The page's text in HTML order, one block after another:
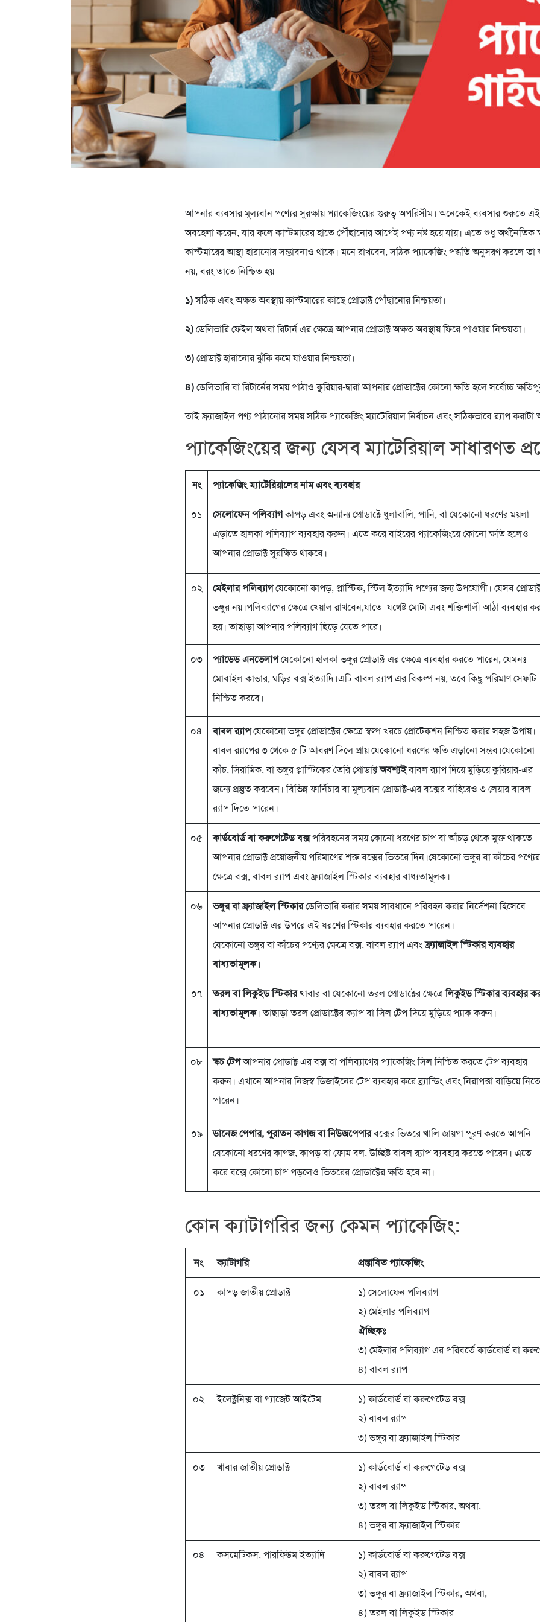
আপনার ব্যবসার মূল্যবান পণ্যের সুরক্ষায় প্যাকেজিংয়ের গুরুত্ব অপরিসীম। অনেকেই ব্যবসার শুরুতে এই
অবহেলা করেন, যার ফলে কাস্টমারের হাতে পৌঁছানোর আগেই পণ্য নষ্ট হয়ে যায়। এতে শুধু অর্থনৈতিক
কাস্টমারের আস্থা হারানোর সম্ভাবনাও থাকে। মনে রাখবেন, সঠিক প্যাকেজিং পদ্ধতি অনুসরণ করলে
নয়, বরং তাতে নিশ্চিত হয়-
১)সঠিক এবং অক্ষত অবস্থায় কাস্টমারের কাছে প্রোডাক্ট পৌঁছানোর নিশ্চয়তা।
২)ডেলিভারি ফেইল অথবা রিটার্ন এর ক্ষেত্রে আপনার প্রোডাক্ট অক্ষত অবস্থায় ফিরে পাওয়ার নিশ্চয়তা।
৩)প্রোডাক্ট হারানোর ঝুঁকি কমে যাওয়ার নিশ্চয়তা।
৪)ডেলিভারি বা রিটার্নের সময় পাঠাও কুরিয়ার-দ্বারা আপনার প্রোডাক্টের কোনো ক্ষতি হলে সর্বোচ্চ
তাই ফ্র্যাজাইল পণ্য পাঠানোর সময় সঠিক প্যাকেজিং ম্যাটেরিয়াল নির্বাচন এবং সঠিকভাবে র‍্যাপ করাটা
প্যাকেজিংয়ের জন্য যেসব ম্যাটেরিয়াল সাধারণত
নং প্যাকেজিং ম্যাটেরিয়ালের নাম এবং ব্যবহার
০১ সেলোফেন পলিব্যাগকাপড় এবং অন্যান্য প্রোডাক্টে ধুলাবালি, পানি, বা যেকোনো ধরণের ময়লা
এড়াতে হালকা পলিব্যাগ ব্যবহার করুন। এতে করে বাইরের প্যাকেজিংয়ে কোনো ক্ষতি হলেও
আপনার প্রোডাক্ট সুরক্ষিত থাকবে।
০২ মেইলার পলিব্যাগযেকোনো কাপড়, প্লাস্টিক, স্টিল ইত্যাদি পণ্যের জন্য উপযোগী। যেসব
ভঙ্গুর নয়।পলিব্যাগের ক্ষেত্রে খেয়াল রাখবেন,যাতে যথেষ্ট মোটা এবং শক্তিশালী আঠা ব্যবহার
হয়। তাছাড়া আপনার পলিব্যাগ ছিড়ে যেতে পারে।
০৩ প্যাডেড এনভেলাপযেকোনো হালকা ভঙ্গুর প্রোডাক্ট-এর ক্ষেত্রে ব্যবহার করতে পারেন, যেমনঃ
মোবাইল কাভার, ঘড়ির বক্স ইত্যাদি।এটি বাবল র‍্যাপ এর বিকল্প নয়, তবে কিছু পরিমাণ সেফটি
নিশ্চিত করবে।
০৪ বাবল র‍্যাপযেকোনো ভঙ্গুর প্রোডাক্টের ক্ষেত্রে স্বল্প খরচে প্রোটেকশন নিশ্চিত করার সহজ উপায়।
বাবল র‍্যাপের ৩ থেকে ৫ টি আবরণ দিলে প্রায় যেকোনো ধরণের ক্ষতি এড়ানো সম্ভব।যেকোনো
কাঁচ, সিরামিক, বা ভঙ্গুর প্লাস্টিকের তৈরি প্রোডাক্টঅবশ্যইবাবল র‍্যাপ দিয়ে মুড়িয়ে কুরিয়ার-এর
জন্যে প্রস্তুত করবেন। বিভিন্ন ফার্নিচার বা মূল্যবান প্রোডাক্ট-এর বক্সের বাহিরেও ৩ লেয়ার বাবল
র‍্যাপ দিতে পারেন।
০৫ কার্ডবোর্ড বা করুগেটেড বক্সপরিবহনের সময় কোনো ধরণের চাপ বা আঁচড় থেকে মুক্ত থাকতে
আপনার প্রোডাক্ট প্রয়োজনীয় পরিমাণের শক্ত বক্সের ভিতরে দিন।যেকোনো ভঙ্গুর বা কাঁচের পণ্যের
ক্ষেত্রে বক্স, বাবল র‍্যাপ এবং ফ্র্যাজাইল স্টিকার ব্যবহার বাধ্যতামূলক।
০৬ ভঙ্গুর বা ফ্র্যাজাইল স্টিকারডেলিভারি করার সময় সাবধানে পরিবহন করার নির্দেশনা হিসেবে
আপনার প্রোডাক্ট-এর উপরে এই ধরণের স্টিকার ব্যবহার করতে পারেন।
যেকোনো ভঙ্গুর বা কাঁচের পণ্যের ক্ষেত্রে বক্স, বাবল র‍্যাপ এবংফ্র্যাজাইল স্টিকার ব্যবহার
বাধ্যতামূলক।
০৭ তরল বা লিকুইড স্টিকারখাবার বা যেকোনো তরল প্রোডাক্টের ক্ষেত্রেলিকুইড স্টিকার ব্যবহার
বাধ্যতামূলক। তাছাড়া তরল প্রোডাক্টের ক্যাপ বা সিল টেপ দিয়ে মুড়িয়ে প্যাক করুন।
০৮ স্কচ টেপআপনার প্রোডাক্ট এর বক্স বা পলিব্যাগের প্যাকেজিং সিল নিশ্চিত করতে টেপ ব্যবহার
করুন। এখানে আপনার নিজস্ব ডিজাইনের টেপ ব্যবহার করে ব্র্যান্ডিং এবং নিরাপত্তা বাড়িয়ে নিতে
পারেন।
০৯ ডানেজ পেপার, পুরাতন কাগজ বা নিউজপেপারবক্সের ভিতরে খালি জায়গা পূরণ করতে আপনি
যেকোনো ধরণের কাগজ, কাপড় বা ফোম বল, উচ্ছিষ্ট বাবল র‍্যাপ ব্যবহার করতে পারেন। এতে
করে বক্সে কোনো চাপ পড়লেও ভিতরের প্রোডাক্টের ক্ষতি হবে না।
কোন ক্যাটাগরির জন্য কেমন প্যাকেজিং:
নং ক্যাটাগরি প্রস্তাবিত প্যাকেজিং
০১ কাপড় জাতীয় প্রোডাক্ট
১) সেলোফেন পলিব্যাগ
২) মেইলার পলিব্যাগ
ঐচ্ছিকঃ
৩) মেইলার পলিব্যাগ এর পরিবর্তে কার্ডবোর্ড বা
৪) বাবল র‍্যাপ
০২ ইলেক্ট্রনিক্স বা গ্যাজেট আইটেম
১) কার্ডবোর্ড বা করুগেটেড বক্স
২) বাবল র‍্যাপ
৩) ভঙ্গুর বা ফ্র্যাজাইল স্টিকার
০৩ খাবার জাতীয় প্রোডাক্ট
১) কার্ডবোর্ড বা করুগেটেড বক্স
২) বাবল র‍্যাপ
৩) তরল বা লিকুইড স্টিকার, অথবা,
৪) ভঙ্গুর বা ফ্র্যাজাইল স্টিকার
০৪ কসমেটিকস, পারফিউম ইত্যাদি
১) কার্ডবোর্ড বা করুগেটেড বক্স
২) বাবল র‍্যাপ
৩) ভঙ্গুর বা ফ্র্যাজাইল স্টিকার, অথবা,
৪) তরল বা লিকুইড স্টিকার